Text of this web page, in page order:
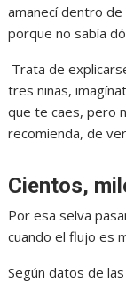
amanecí dentro de
porque no sabía
Trata de
tres niñas,
que te caes, pero
recomienda, de
Cientos,
Por esa selva
cuando el flujo es
Según datos de